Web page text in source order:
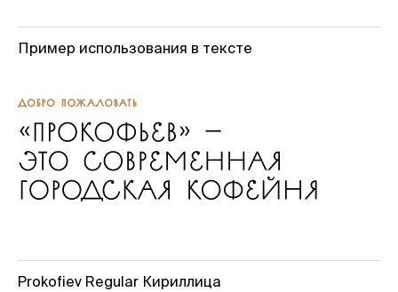
Пример использования в тексте
Prokofiev Regular Кириллица